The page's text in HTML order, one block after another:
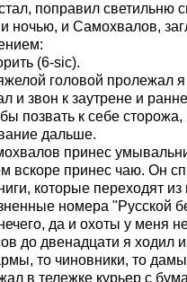
поправил светильню
ночью, и Самохвалов,
(6-sic).
головой пролежал
и звон к заутрене и
позвать к себе
дальше.
принес
вскоре принес чаю. Он
которые переходят
номера "Русской
да и охоты у меня
до двенадцати я ходил
то чиновники, то
в тележке курьер с